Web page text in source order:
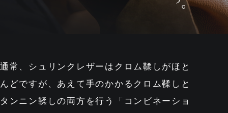
通常、シュリンクレザーはクロム鞣しがほと
んどですが、あえて手のかかるクロム鞣しと
タンニン鞣しの両方を行う「コンビネーショ